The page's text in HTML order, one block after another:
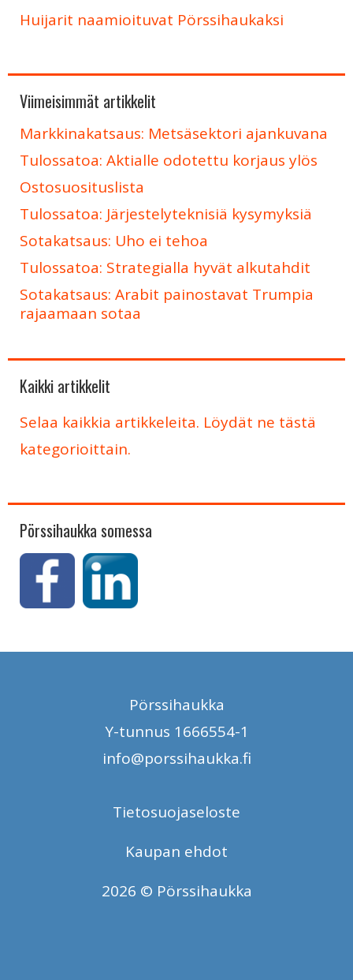
Huijarit naamioituvat Pörssihaukaksi
Viimeisimmät artikkelit
Markkinakatsaus: Metsäsektori ajankuvana
Tulossatoa: Aktialle odotettu korjaus ylös
Ostosuosituslista
Tulossatoa: Järjestelyteknisiä kysymyksiä
Sotakatsaus: Uho ei tehoa
Tulossatoa: Strategialla hyvät alkutahdit
Sotakatsaus: Arabit painostavat Trumpia
rajaamaan sotaa
Kaikki artikkelit
Selaa kaikkia artikkeleita. Löydät ne tästä
kategorioittain.
Pörssihaukka somessa
Pörssihaukka
Y-tunnus 1666554-1
info@porssihaukka.fi
Tietosuojaseloste
Kaupan ehdot
2026 © Pörssihaukka